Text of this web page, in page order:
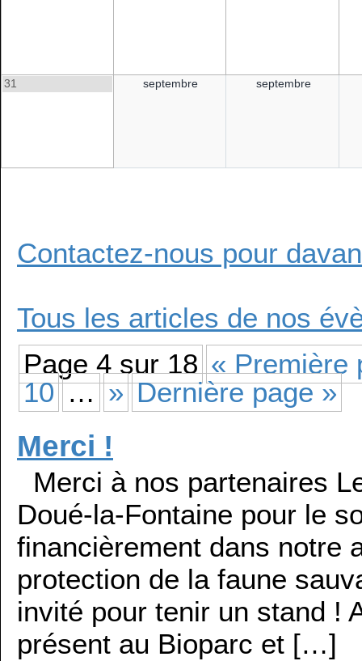
31 septembre septembre
Contactez-nous pour
Tous les articles de nos
Page 4 sur 18 « Première
10 … » Dernière page »
Merci !
Merci à nos partenaires
Doué-la-Fontaine pour le
financièrement dans notre
protection de la faune
invité pour tenir un stand !
présent au Bioparc et […]